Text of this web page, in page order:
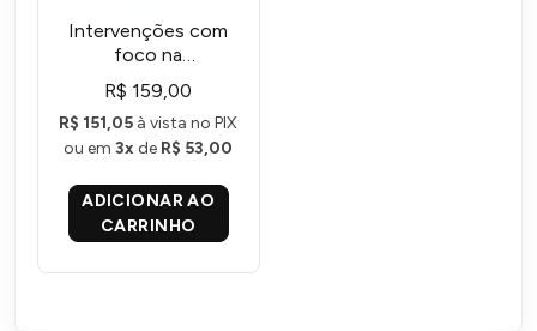
Intervenções com
foco na
aprendizagem: clínica
e escola
R$ 159,00
R$ 151,05 à vista no PIX
ou em3x de R$ 53,00
ADICIONAR AO
CARRINHO